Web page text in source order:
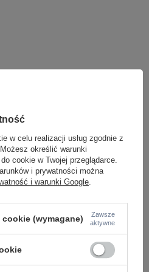
NAD LUSTRO
NOCNE
KRYSZTAŁOWE
CZARNE
- OKRĘGI
w celu realizacji usług zgodnie z
określić warunki
cookie w Twojej przeglądarce.
i prywatności można
i warunki Google.
(wymagane)
Zawsze
aktywne